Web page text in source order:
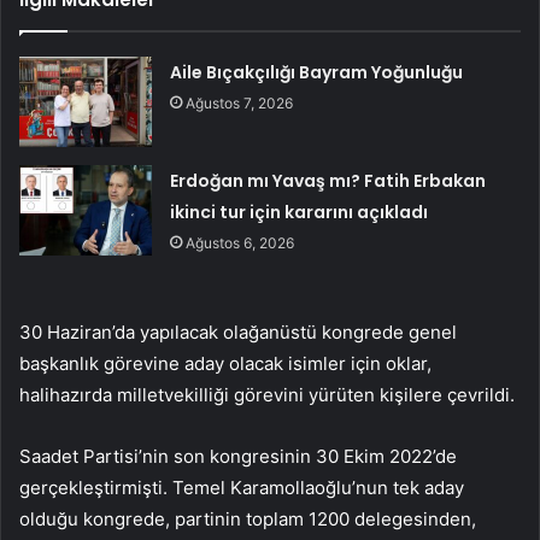
Aile Bıçakçılığı Bayram Yoğunluğu
Ağustos 7, 2026
Erdoğan mı Yavaş mı? Fatih Erbakan
ikinci tur için kararını açıkladı
Ağustos 6, 2026
30 Haziran’da yapılacak olağanüstü kongrede genel
başkanlık görevine aday olacak isimler için oklar,
halihazırda milletvekilliği görevini yürüten kişilere çevrildi.
Saadet Partisi’nin son kongresinin 30 Ekim 2022’de
gerçekleştirmişti. Temel Karamollaoğlu’nun tek aday
olduğu kongrede, partinin toplam 1200 delegesinden,